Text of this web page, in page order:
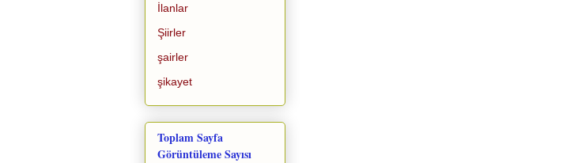
İlanlar
Şiirler
şairler
şikayet
Toplam Sayfa
Görüntüleme Sayısı